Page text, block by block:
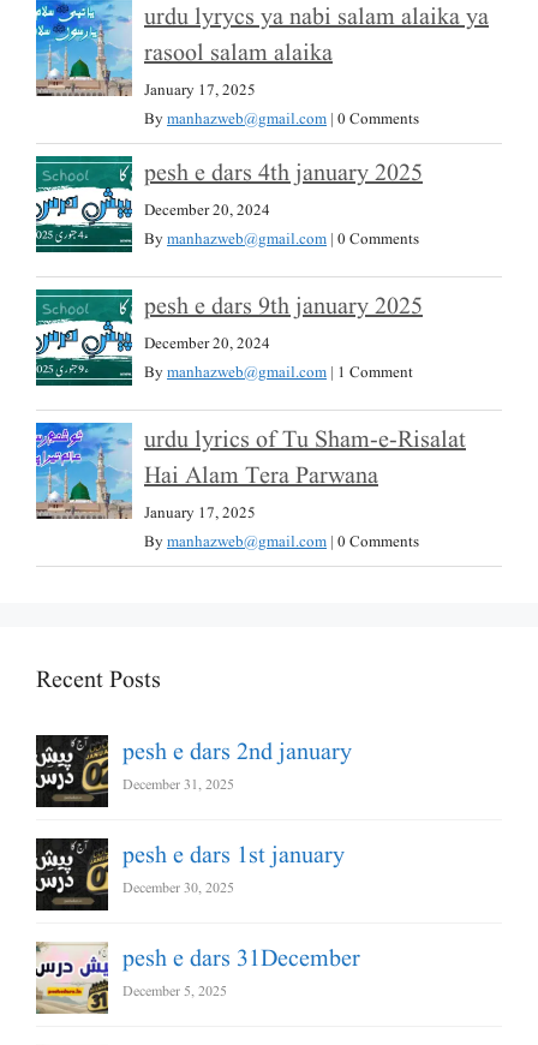
urdu lyrycs ya nabi salam alaika ya
rasool salam alaika
January 17, 2025
Bymanhazweb@gmail.com | 0 Comments
pesh e dars 4th january 2025
December 20, 2024
Bymanhazweb@gmail.com | 0 Comments
pesh e dars 9th january 2025
December 20, 2024
Bymanhazweb@gmail.com | 1 Comment
urdu lyrics of Tu Sham-e-Risalat
Hai Alam Tera Parwana
January 17, 2025
Bymanhazweb@gmail.com | 0 Comments
Recent Posts
pesh e dars 2nd january
December 31, 2025
pesh e dars 1st january
December 30, 2025
pesh e dars 31December
December 5, 2025